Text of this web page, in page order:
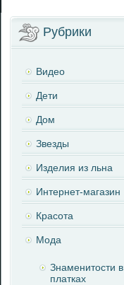
Рубрики
Видео
Дети
Дом
Звезды
Изделия из льна
Интернет-магазин
Красота
Мода
Знаменитости в
платках